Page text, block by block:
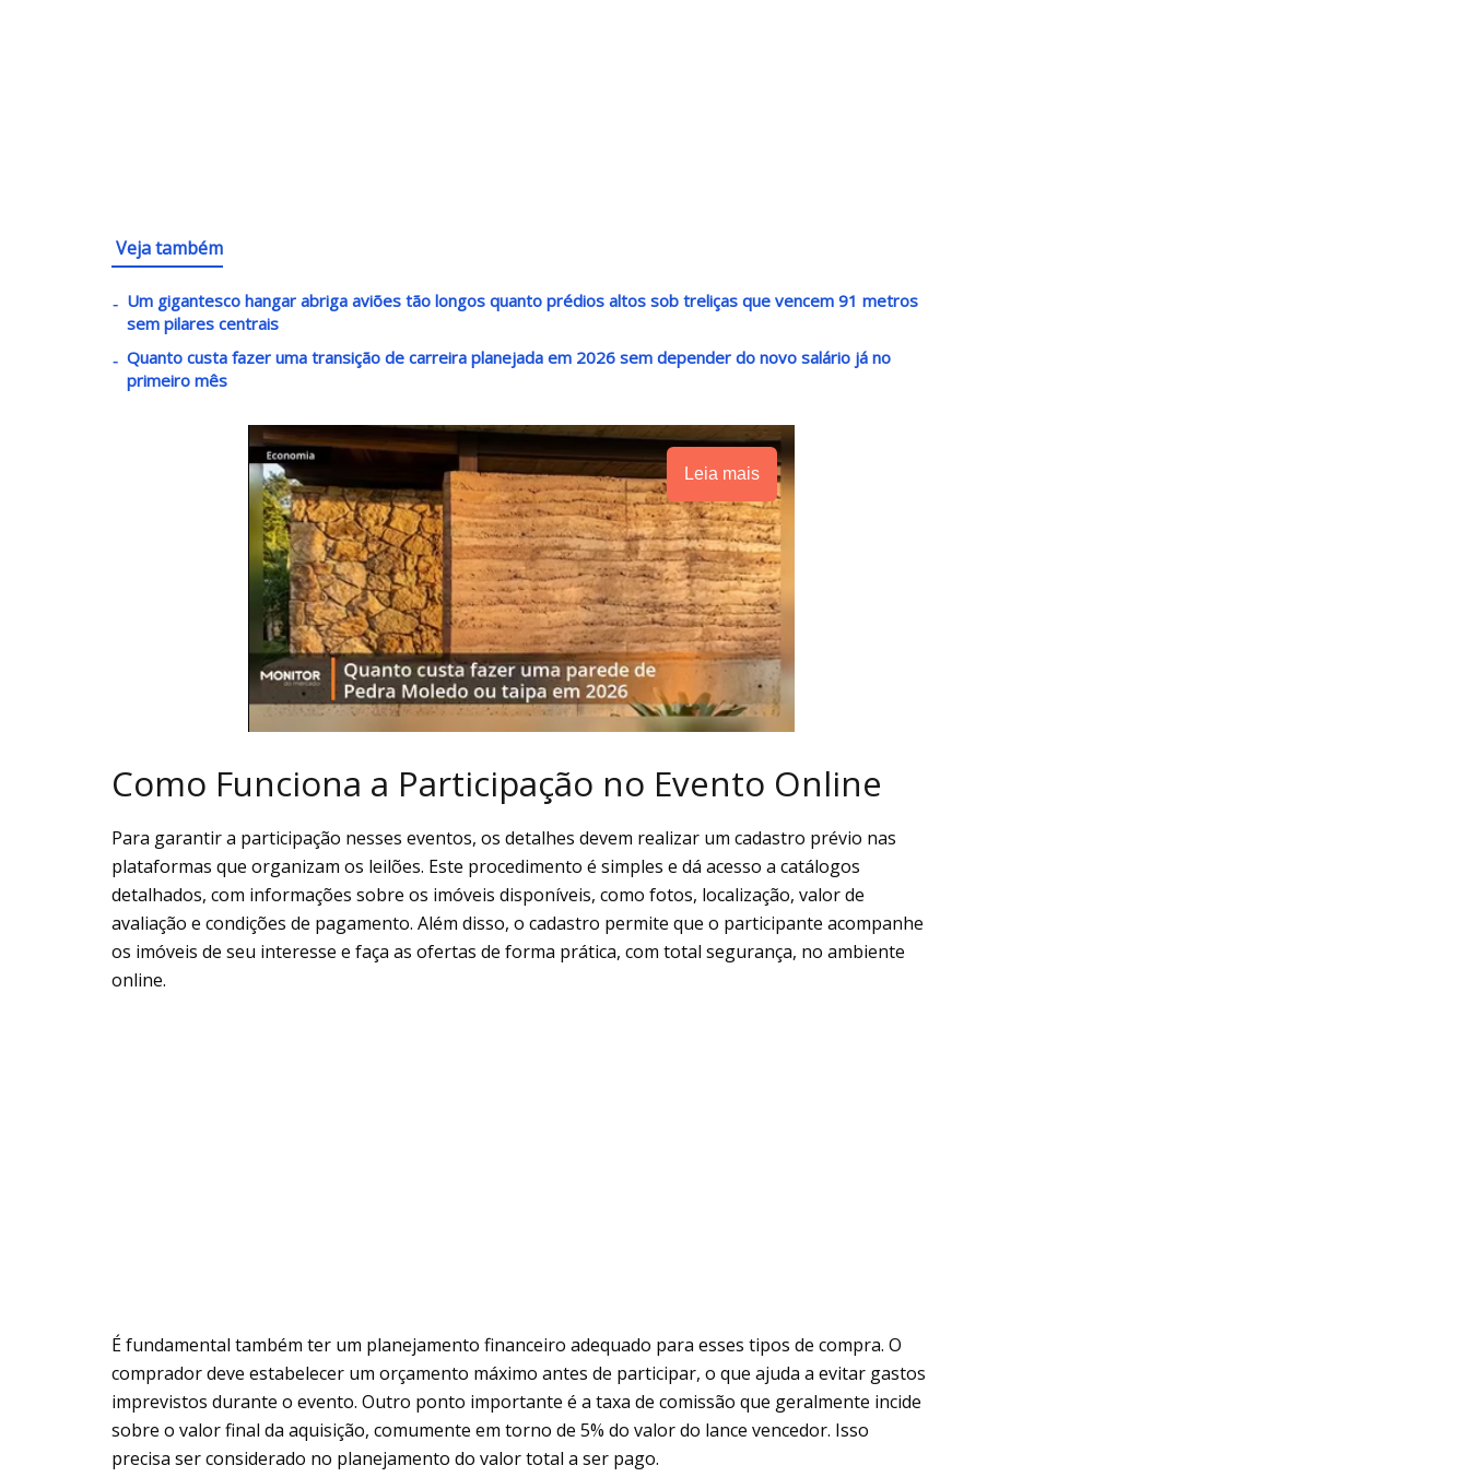
Veja também
Um gigantesco hangar abriga aviões tão longos quanto prédios altos sob treliças que vencem 91 metros
sem pilares centrais
Quanto custa fazer uma transição de carreira planejada em 2026 sem depender do novo salário já no
primeiro mês
Leia mais
Como Funciona a Participação no Evento Online
Para garantir a participação nesses eventos, os detalhes devem realizar um cadastro prévio nas
plataformas que organizam os leilões. Este procedimento é simples e dá acesso a catálogos
detalhados, com informações sobre os imóveis disponíveis, como fotos, localização, valor de
avaliação e condições de pagamento. Além disso, o cadastro permite que o participante acompanhe
os imóveis de seu interesse e faça as ofertas de forma prática, com total segurança, no ambiente
online.
É fundamental também ter um planejamento financeiro adequado para esses tipos de compra. O
comprador deve estabelecer um orçamento máximo antes de participar, o que ajuda a evitar gastos
imprevistos durante o evento. Outro ponto importante é a taxa de comissão que geralmente incide
sobre o valor final da aquisição, comumente em torno de 5% do valor do lance vencedor. Isso
precisa ser considerado no planejamento do valor total a ser pago.